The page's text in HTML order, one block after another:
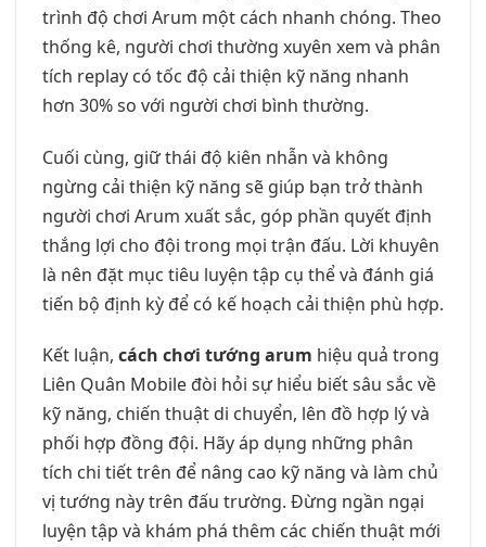
trình độ chơi Arum một cách nhanh chóng. Theo
thống kê, người chơi thường xuyên xem và phân
tích replay có tốc độ cải thiện kỹ năng nhanh
hơn 30% so với người chơi bình thường.
Cuối cùng, giữ thái độ kiên nhẫn và không
ngừng cải thiện kỹ năng sẽ giúp bạn trở thành
người chơi Arum xuất sắc, góp phần quyết định
thắng lợi cho đội trong mọi trận đấu. Lời khuyên
là nên đặt mục tiêu luyện tập cụ thể và đánh giá
tiến bộ định kỳ để có kế hoạch cải thiện phù hợp.
Kết luận, cách chơi tướng arum hiệu quả trong
Liên Quân Mobile đòi hỏi sự hiểu biết sâu sắc về
kỹ năng, chiến thuật di chuyển, lên đồ hợp lý và
phối hợp đồng đội. Hãy áp dụng những phân
tích chi tiết trên để nâng cao kỹ năng và làm chủ
vị tướng này trên đấu trường. Đừng ngần ngại
luyện tập và khám phá thêm các chiến thuật mới